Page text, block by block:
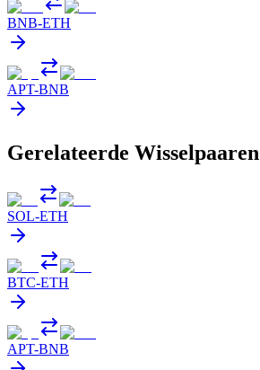
BNB-ETH
APT-BNB
Gerelateerde Wisselpaaren
SOL-ETH
BTC-ETH
APT-BNB